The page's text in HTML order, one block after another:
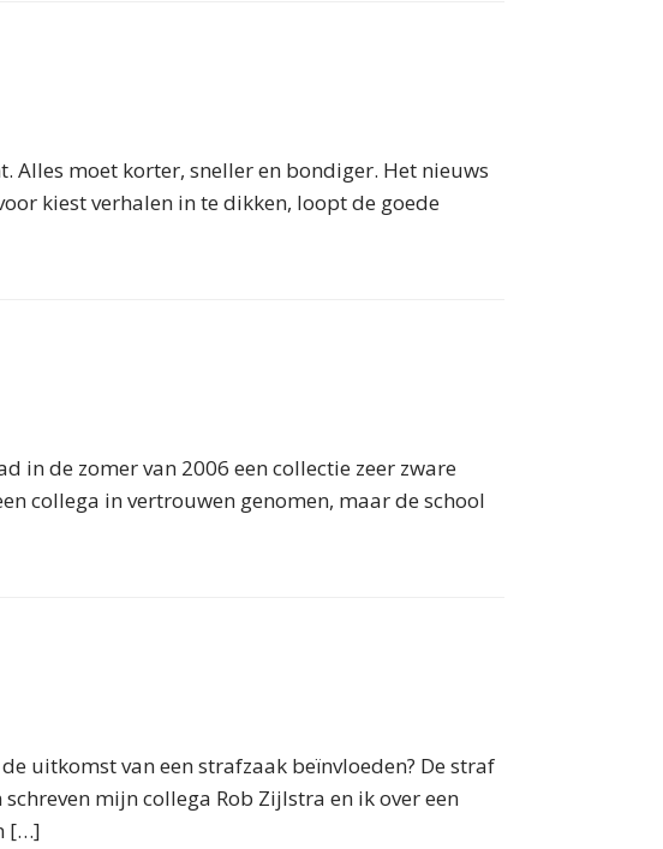
Alles moet korter, sneller en bondiger. Het nieuws
kiest verhalen in te dikken, loopt de goede
in de zomer van 2006 een collectie zeer zware
collega in vertrouwen genomen, maar de school
uitkomst van een strafzaak beïnvloeden? De straf
mijn collega Rob Zijlstra en ik over een
[…]